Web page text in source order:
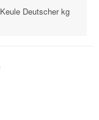
Deutscher kg